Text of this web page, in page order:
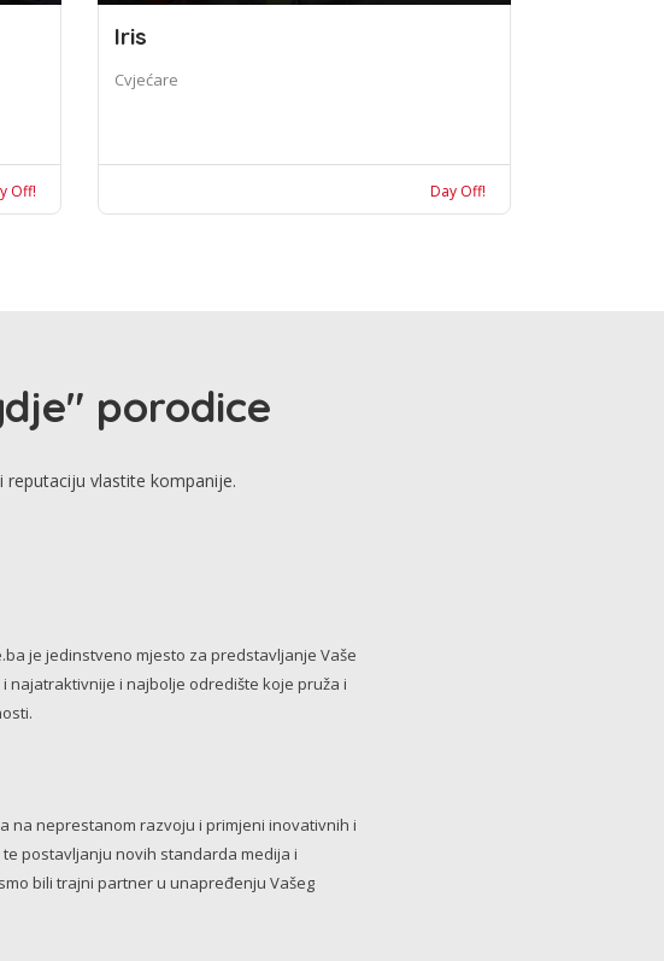
Off!
Iris
Cvjećare
Day Off!
porodice
vlastite kompanije.
je jedinstveno mjesto za predstavljanje Vaše
najatraktivnije i najbolje odredište koje pruža i
na neprestanom razvoju i primjeni inovativnih i
postavljanju novih standarda medija i
bili trajni partner u unapređenju Vašeg